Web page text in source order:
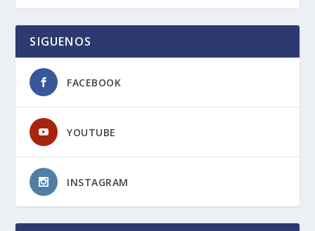
SIGUENOS
FACEBOOK
YOUTUBE
INSTAGRAM